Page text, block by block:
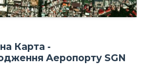
Карта -
Аеропорту SGN